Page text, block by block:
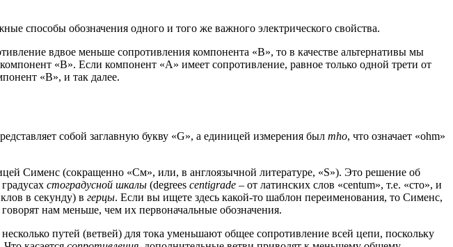
способы обозначения одного и того же важного электрического свойства.
вдвое меньше сопротивления компонента «B», то в качестве альтернативы мы
«B». Если компонент «A» имеет сопротивление, равное только одной трети от
«B», и так далее.
собой заглавную букву «G», а единицей измерения был mho, что означает «ohm»
Сименс (сокращенно «См», или, в англоязычной литературе, «S»). Это решение об
стоградусной шкалы (degrees centigrade – от латинских слов «centum», т.е. «сто», и
в секунду) в герцы. Если вы ищете здесь какой-то шаблон переименования, то Сименс,
нам меньше, чем их первоначальные обозначения.
путей (ветвей) для тока уменьшают общее сопротивление всей цепи, поскольку